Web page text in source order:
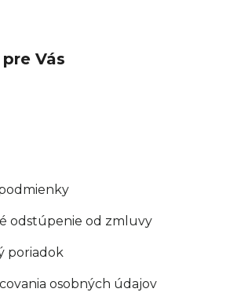
Vás
odstúpenie od zmluvy
poriadok
osobných údajov